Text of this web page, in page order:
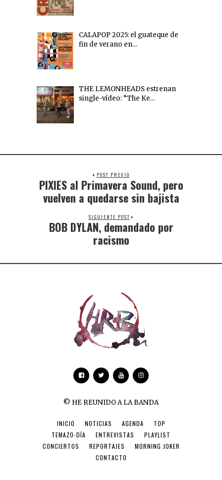
CALAPOP 2025: el guateque de
fin de verano en…
THE LEMONHEADS estrenan
single-vídeo: “The Ke…
POST PREVIO
PIXIES al Primavera Sound, pero
vuelven a quedarse sin bajista
SIGUIENTE POST
BOB DYLAN, demandado por
racismo
© HE REUNIDO A LA BANDA
INICIO NOTICIAS AGENDA
TOP
TEMAZO-DÍA
ENTREVISTAS
PLAYLIST
CONCIERTOS
REPORTAJES
MORNING JOKER
CONTACTO